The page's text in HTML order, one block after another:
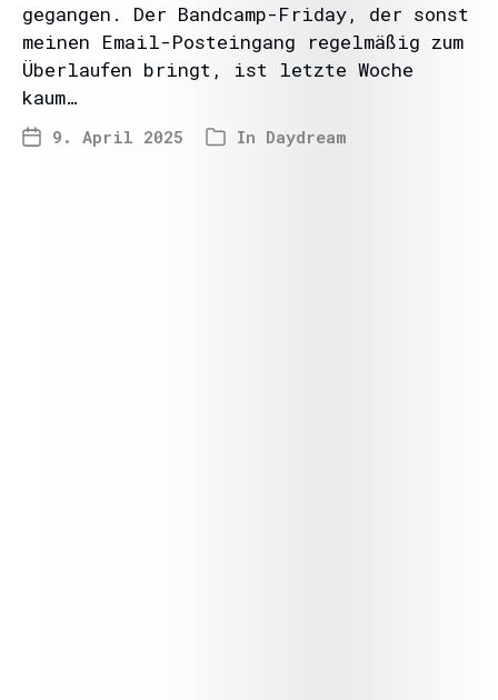
gegangen. Der Bandcamp-Friday, der sonst
meinen Email-Posteingang regelmäßig zum
Überlaufen bringt, ist letzte Woche
kaum…
9. April 2025 In Daydream